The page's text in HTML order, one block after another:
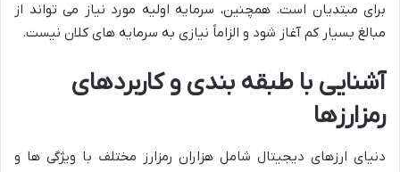
برای مبتدیان است. همچنین، سرمایه اولیه مورد نیاز می تواند از
مبالغ بسیار کم آغاز شود و الزاماً نیازی به سرمایه های کلان نیست.
آشنایی با طبقه بندی و کاربردهای
رمزارزها
دنیای ارزهای دیجیتال شامل هزاران رمزارز مختلف با ویژگی ها و